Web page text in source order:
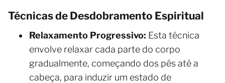
Técnicas de Desdobramento Espiritual
Relaxamento Progressivo: Esta técnica
envolve relaxar cada parte do corpo
gradualmente, começando dos pés até a
cabeça, para induzir um estado de